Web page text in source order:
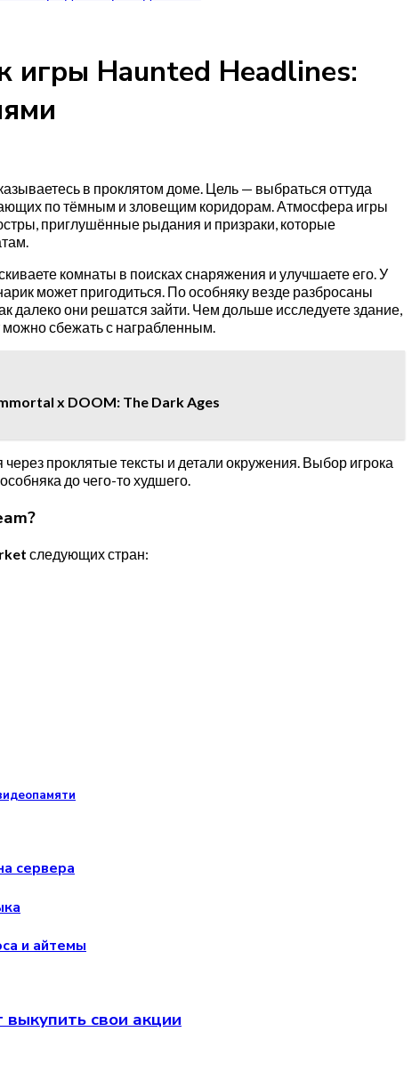
игры Haunted Headlines:
в проклятом доме. Цель — выбраться оттуда
по тёмным и зловещим коридорам. Атмосфера игры
приглушённые рыдания и призраки, которые
комнаты в поисках снаряжения и улучшаете его. У
может пригодиться. По особняку везде разбросаны
далеко они решатся зайти. Чем дольше исследуете здание,
сбежать с награбленным.
x DOOM: The Dark Ages
проклятые тексты и детали окружения. Выбор игрока
до чего-то худшего.
следующих стран:
сервера
и айтемы
свои акции